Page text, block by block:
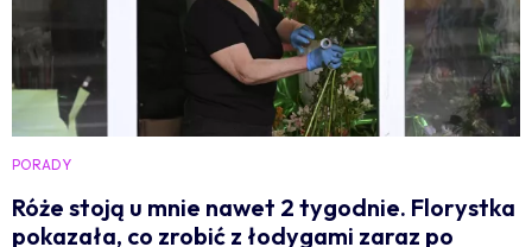
PORADY
Róże stoją u mnie nawet 2 tygodnie. Florystka
pokazała, co zrobić z łodygami zaraz po